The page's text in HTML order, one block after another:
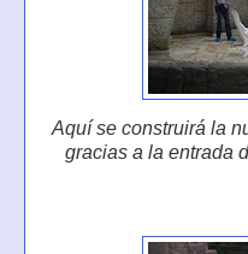
Aquí se construirá la
gracias a la entrada